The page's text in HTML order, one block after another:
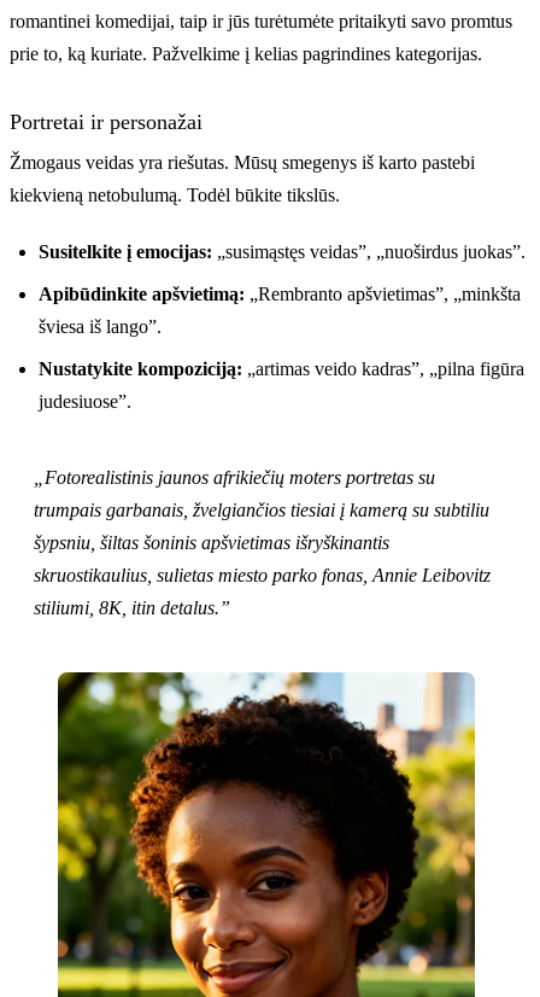
romantinei komedijai, taip ir jūs turėtumėte pritaikyti savo promtus
prie to, ką kuriate. Pažvelkime į kelias pagrindines kategorijas.
Portretai ir personažai
Žmogaus veidas yra riešutas. Mūsų smegenys iš karto pastebi
kiekvieną netobulumą. Todėl būkite tikslūs.
Susitelkite į emocijas: „susimąstęs veidas”, „nuoširdus juokas”.
Apibūdinkite apšvietimą: „Rembranto apšvietimas”, „minkšta
šviesa iš lango”.
Nustatykite kompoziciją: „artimas veido kadras”, „pilna figūra
judesiuose”.
„Fotorealistinis jaunos afrikiečių moters portretas su
trumpais garbanais, žvelgiančios tiesiai į kamerą su subtiliu
šypsniu, šiltas šoninis apšvietimas išryškinantis
skruostikaulius, sulietas miesto parko fonas, Annie Leibovitz
stiliumi, 8K, itin detalus.”